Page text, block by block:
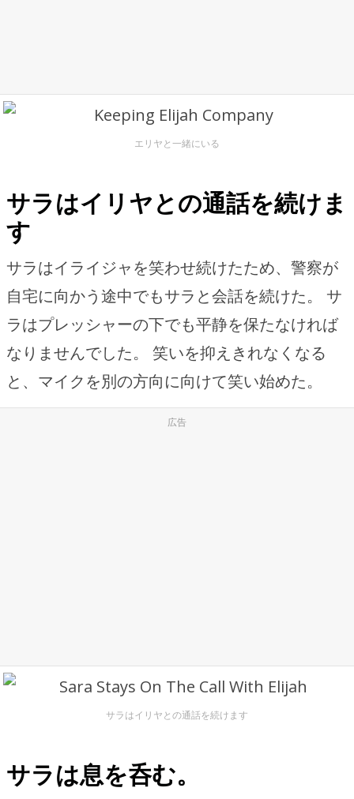
エリヤと一緒にいる
サラはイリヤとの通話を続けま
す
サラはイライジャを笑わせ続けたため、警察が
自宅に向かう途中でもサラと会話を続けた。 サ
ラはプレッシャーの下でも平静を保たなければ
なりませんでした。 笑いを抑えきれなくなる
と、マイクを別の方向に向けて笑い始めた。
広告
サラはイリヤとの通話を続けます
サラは息を呑む。